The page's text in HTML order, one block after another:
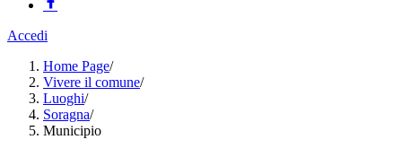
Accedi
Home Page/
Vivere il comune/
Luoghi/
Soragna/
Municipio